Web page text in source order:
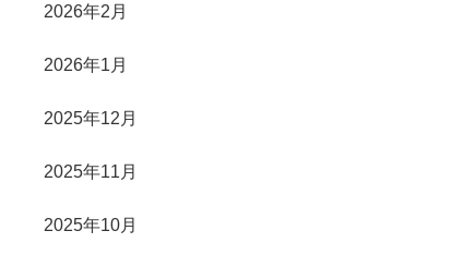
2026年2月
2026年1月
2025年12月
2025年11月
2025年10月